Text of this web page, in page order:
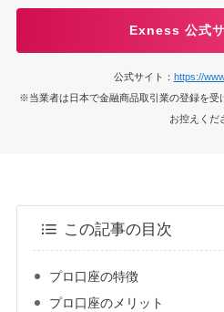
Exness 公式
公式サイト： https://
※当業者は日本で金融商品取引業の登録を受
お控えくだ
この記事の目次
プロ口座の特徴
プロ口座のメリット